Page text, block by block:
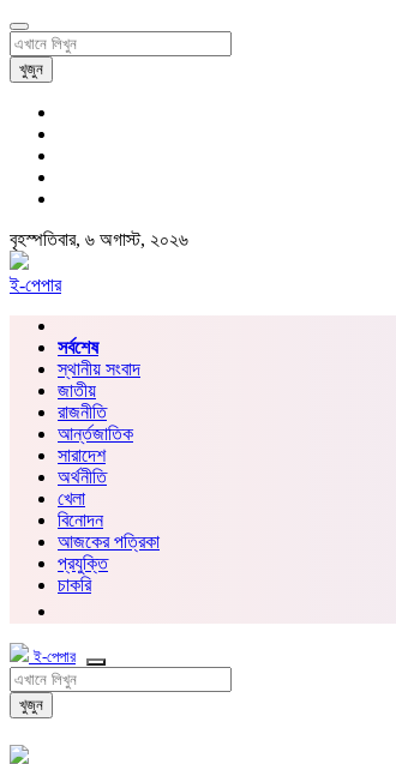
খুজুন
বৃহস্পতিবার, ৬ অগাস্ট, ২০২৬
ই-পেপার
সর্বশেষ
স্থানীয় সংবাদ
জাতীয়
রাজনীতি
আর্ন্তজাতিক
সারাদেশ
অর্থনীতি
খেলা
বিনোদন
আজকের পত্রিকা
প্রযুক্তি
চাকরি
ই-পেপার
খুজুন